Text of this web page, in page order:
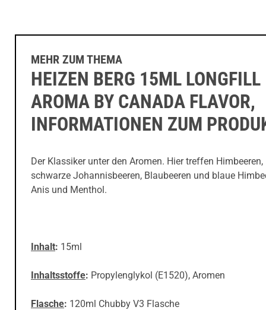
MEHR ZUM THEMA
HEIZEN BERG 15ML LONGFILL
AROMA BY CANADA FLAVOR,
INFORMATIONEN ZUM
Der Klassiker unter den Aromen. Hier treffen Himbeeren,
schwarze Johannisbeeren, Blaubeeren und blaue
Anis und Menthol.
Inhalt: 15ml
Inhaltsstoffe: Propylenglykol (E1520), Aromen
Flasche: 120ml Chubby V3 Flasche